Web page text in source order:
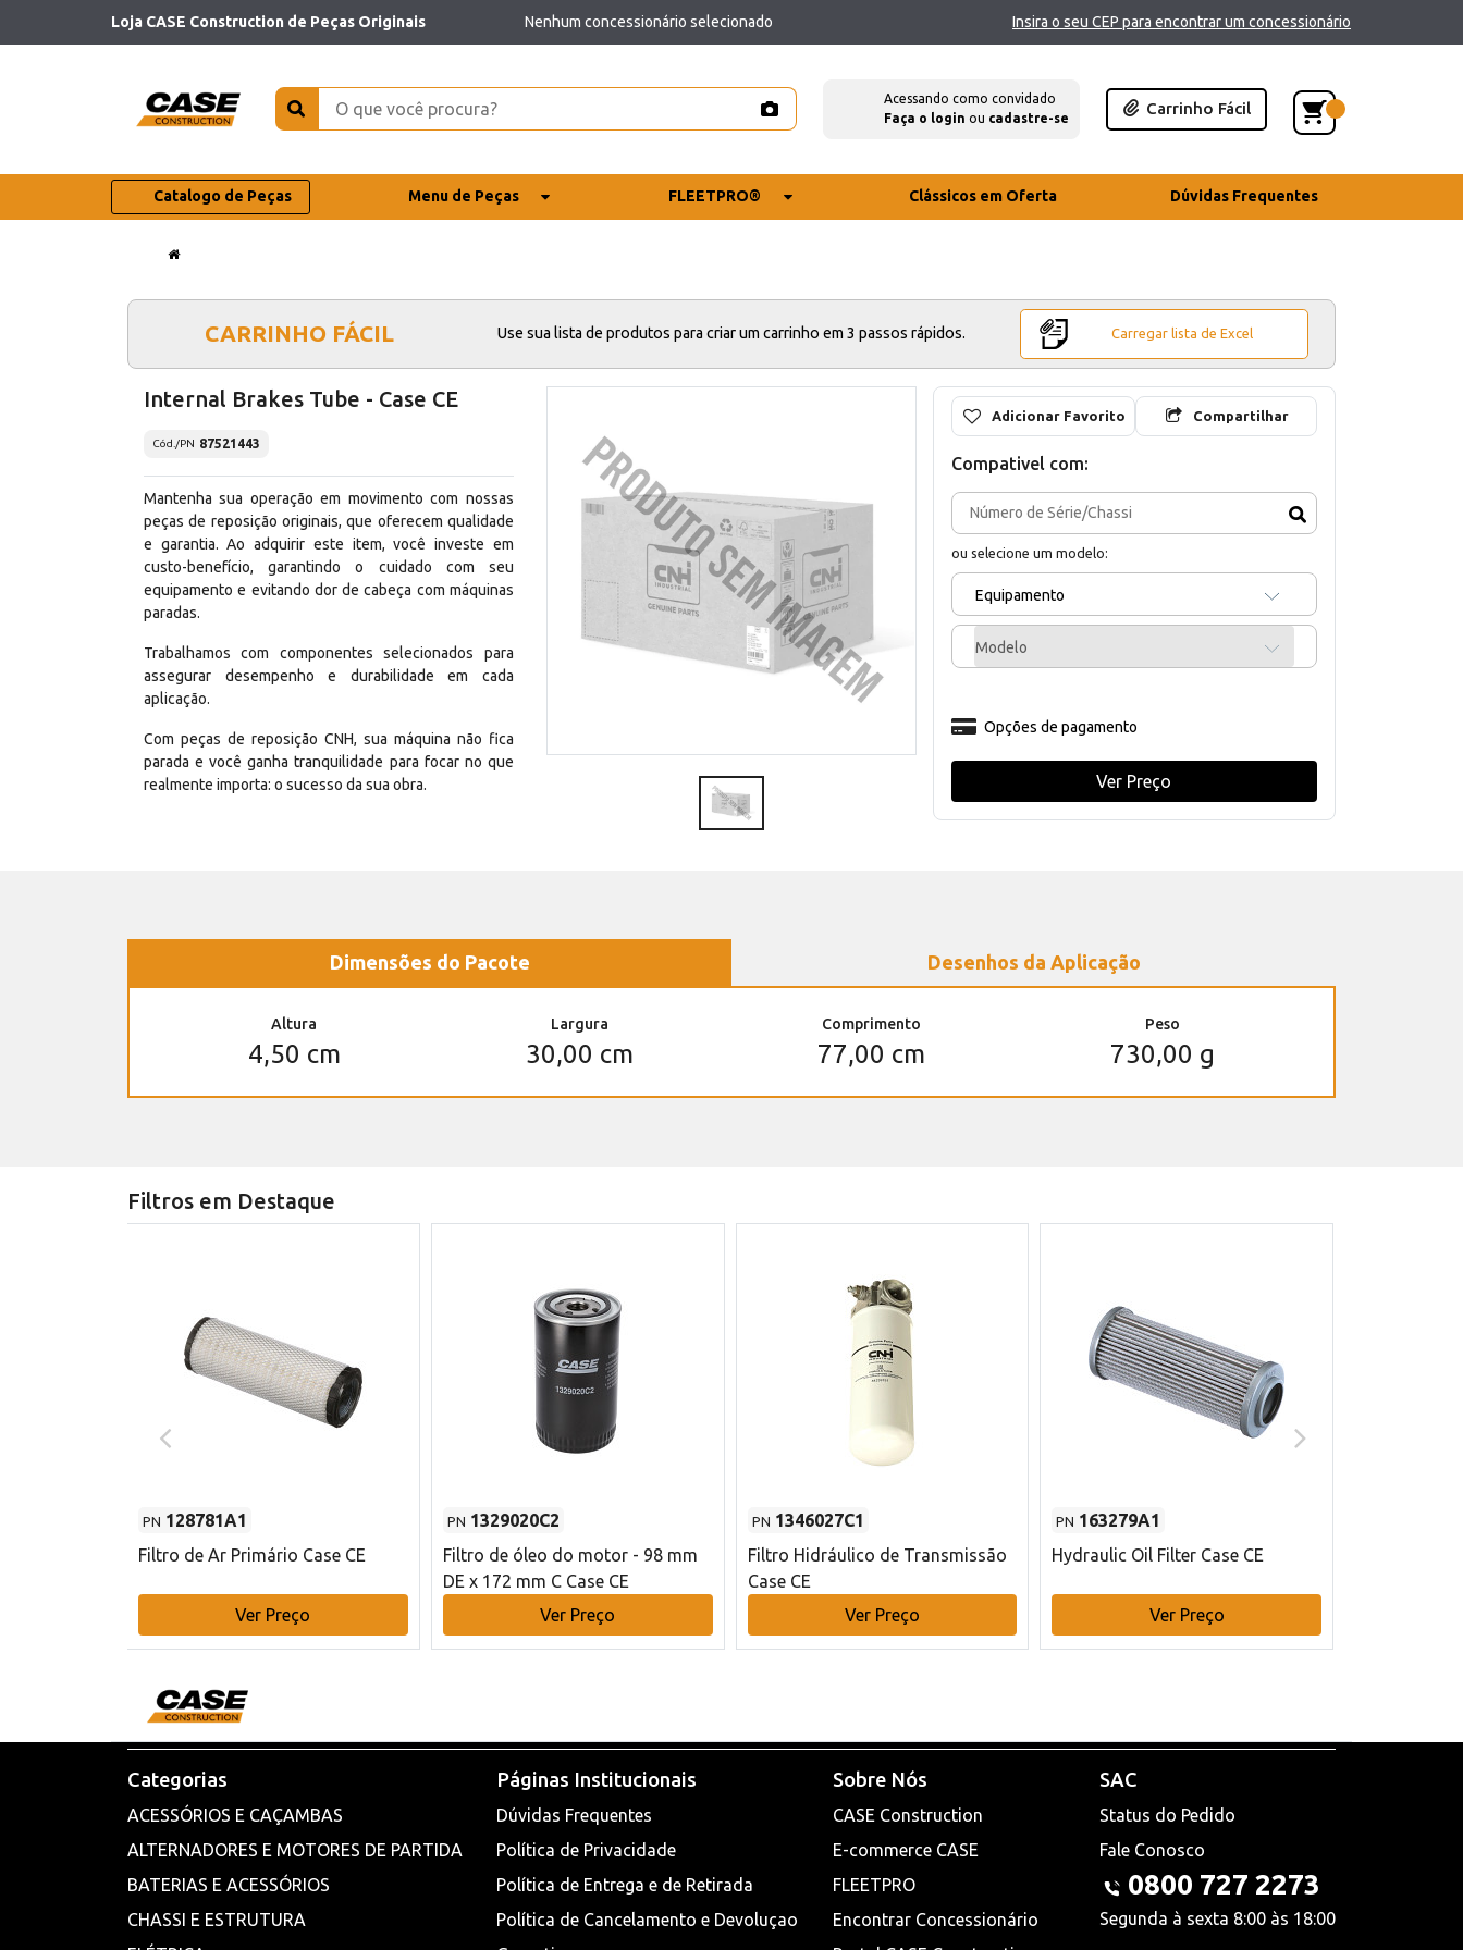
Loja CASE Construction de Peças Originais Nenhum concessionário selecionado Insira o seu CEP para encontrar um concessionário
Acessando como convidado
Faça o login ou cadastre-se
Carrinho Fácil
Catalogo de Peças Menu de Peças FLEETPRO® Clássicos em Oferta Dúvidas Frequentes
CARRINHO FÁCIL Use sua lista de produtos para criar um carrinho em 3 passos rápidos. Carregar lista de Excel
Internal Brakes Tube - Case CE
Cód./PN 87521443
Mantenha sua operação em movimento com nossas
peças de reposição originais, que oferecem qualidade
e garantia. Ao adquirir este item, você investe em
custo-benefício, garantindo o cuidado com seu
equipamento e evitando dor de cabeça com máquinas
paradas.
Trabalhamos com componentes selecionados para
assegurar desempenho e durabilidade em cada
aplicação.
Com peças de reposição CNH, sua máquina não fica
parada e você ganha tranquilidade para focar no que
realmente importa: o sucesso da sua obra.
Adicionar Favorito Compartilhar
Compativel com:
ou selecione um modelo:
Equipamento
Modelo
Opções de pagamento
Ver Preço
Dimensões do Pacote Desenhos da Aplicação
Altura
4,50 cm
Largura
30,00 cm
Comprimento
77,00 cm
Peso
730,00 g
Filtros em Destaque
PN 128781A1
Filtro de Ar Primário Case CE
Ver Preço
PN 1329020C2
Filtro de óleo do motor - 98 mm
DE x 172 mm C Case CE
Ver Preço
PN 1346027C1
Filtro Hidráulico de Transmissão
Case CE
Ver Preço
PN 163279A1
Hydraulic Oil Filter Case CE
Ver Preço
Categorias
ACESSÓRIOS E CAÇAMBAS
ALTERNADORES E MOTORES DE PARTIDA
BATERIAS E ACESSÓRIOS
CHASSI E ESTRUTURA
Páginas Institucionais
Dúvidas Frequentes
Política de Privacidade
Política de Entrega e de Retirada
Política de Cancelamento e Devoluçao
Sobre Nós
CASE Construction
E-commerce CASE
FLEETPRO
Encontrar Concessionário
SAC
Status do Pedido
Fale Conosco
0800 727 2273
Segunda à sexta 8:00 às 18:00